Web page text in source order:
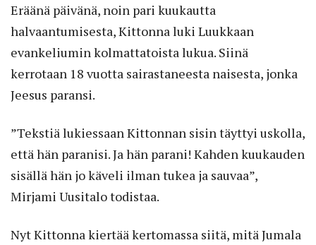
Eräänä päivänä, noin pari kuukautta
halvaantumisesta, Kittonna luki Luukkaan
evankeliumin kolmattatoista lukua. Siinä
kerrotaan 18 vuotta sairastaneesta naisesta, jonka
Jeesus paransi.
”Tekstiä lukiessaan Kittonnan sisin täyttyi uskolla,
että hän paranisi. Ja hän parani! Kahden kuukauden
sisällä hän jo käveli ilman tukea ja sauvaa”,
Mirjami Uusitalo todistaa.
Nyt Kittonna kiertää kertomassa siitä, mitä Jumala